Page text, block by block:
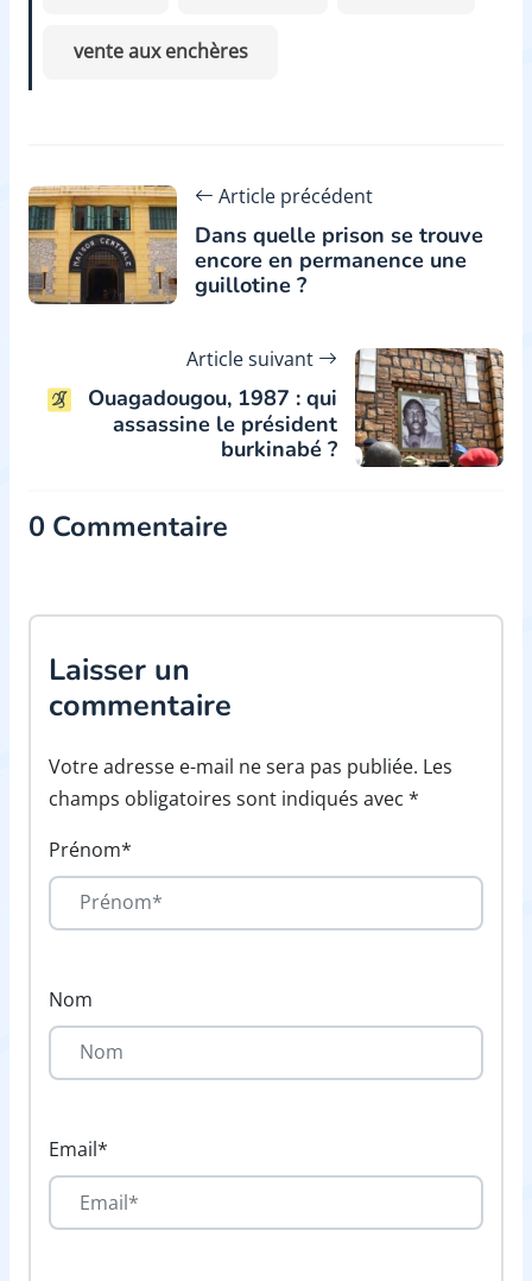
vente aux enchères
Article précédent
Dans quelle prison se trouve
encore en permanence une
guillotine ?
Article suivant
Ouagadougou, 1987 : qui
assassine le président
burkinabé ?
0 Commentaire
Laisser un
commentaire
Votre adresse e-mail ne sera pas publiée. Les
champs obligatoires sont indiqués avec *
Prénom*
Nom
Email*